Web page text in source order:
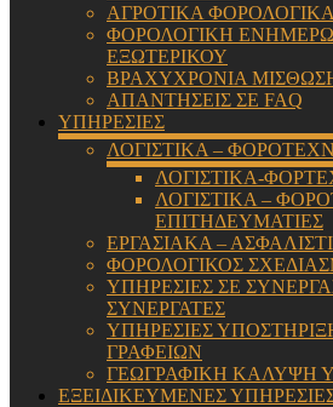
ΑΓΡΟΤΙΚΑ
ΦΟΡΟΛΟΓΙΚΗ
ΕΞΩΤΕΡΙΚΟΥ
ΒΡΑΧΥΧΡΟΝΙΑ ΜΙΣΘΩΣΗ
ΑΠΑΝΤΗΣΕΙΣ ΣΕ FAQ
ΥΠΗΡΕΣΙΕΣ
ΛΟΓΙΣΤΙΚΑ –
ΛΟΓΙΣΤΙΚΑ-
ΛΟΓΙΣΤΙΚΑ –
ΕΠΙΤΗΔΕΥΜΑΤΙΕΣ
ΕΡΓΑΣΙΑΚΑ –
ΦΟΡΟΛΟΓΙΚΟΣ
ΥΠΗΡΕΣΙΕΣ ΣΕ
ΣΥΝΕΡΓΑΤΕΣ
ΥΠΗΡΕΣΙΕΣ
ΓΡΑΦΕΙΩΝ
ΓΕΩΓΡΑΦΙΚΗ ΚΑΛΥΨΗ
ΕΞΕΙΔΙΚΕΥΜΕΝΕΣ